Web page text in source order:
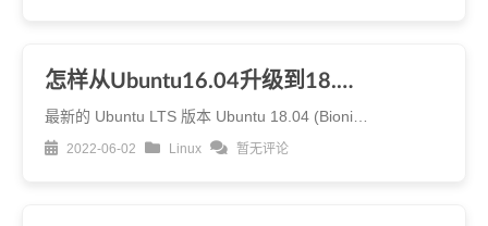
怎样从Ubuntu16.04升级到18.…
最新的 Ubuntu LTS 版本 Ubuntu 18.04 (Bioni…
2022-06-02 Linux 暂无评论